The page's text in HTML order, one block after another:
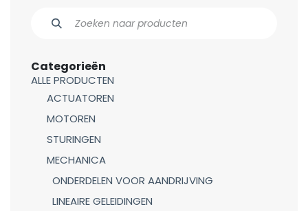
Categorieën
ALLE PRODUCTEN
ACTUATOREN
MOTOREN
STURINGEN
MECHANICA
ONDERDELEN VOOR AANDRIJVING
LINEAIRE GELEIDINGEN